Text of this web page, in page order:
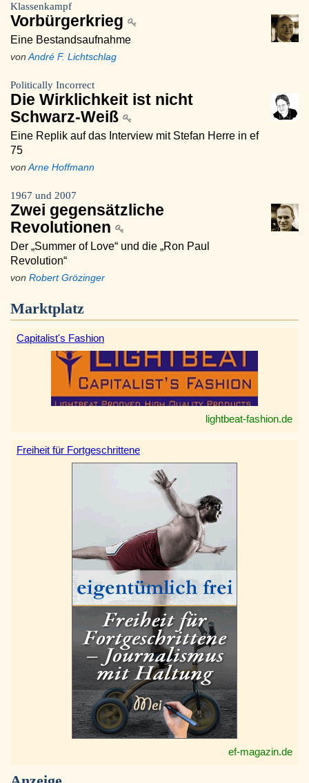
Klassenkampf
Vorbürgerkrieg
Eine Bestandsaufnahme
von André F. Lichtschlag
Politically Incorrect
Die Wirklichkeit ist nicht
Schwarz-Weiß
Eine Replik auf das Interview mit Stefan Herre in ef
75
von Arne Hoffmann
1967 und 2007
Zwei gegensätzliche
Revolutionen
Der „Summer of Love“ und die „Ron Paul
Revolution“
von Robert Grözinger
Marktplatz
Capitalist's Fashion
lightbeat-fashion.de
Freiheit für Fortgeschrittene
ef-magazin.de